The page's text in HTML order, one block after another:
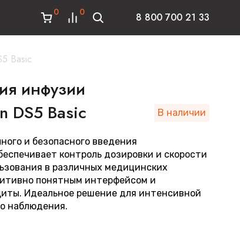
0 0 8 800 700 21 33
Basic
инфузии
DS5 Basic
В наличии
и безопасного введения
контроль дозировки и скорости
в различных медицинских
понятным интерфейсом и
Идеальное решение для интенсивной
наблюдения.